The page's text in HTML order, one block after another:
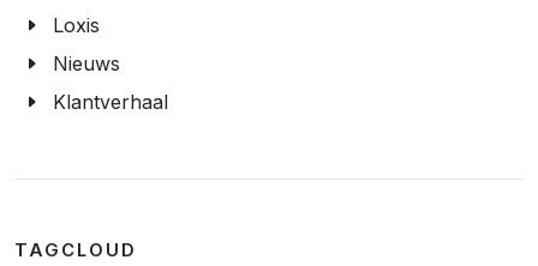
Loxis
Nieuws
Klantverhaal
TAGCLOUD